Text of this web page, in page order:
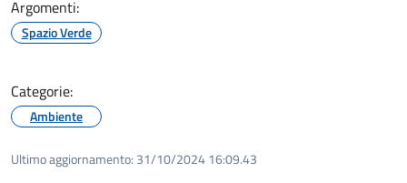
Argomenti:
Spazio Verde
Categorie:
Ambiente
Ultimo aggiornamento: 31/10/2024 16:09.43